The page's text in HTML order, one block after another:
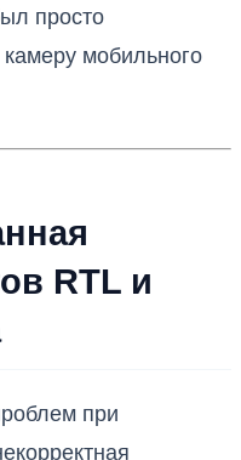
просто
мобильного
RTL и
при